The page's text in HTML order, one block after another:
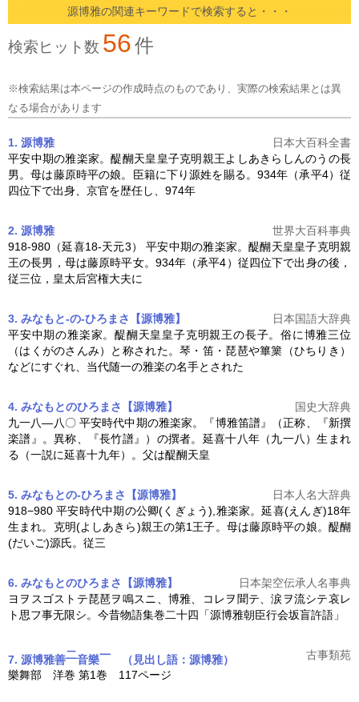
源博雅の関連キーワードで検索すると・・・
検索ヒット数 56件
※検索結果は本ページの作成時点のものであり、実際の検索結果とは異
なる場合があります
1. 源博雅
日本大百科全書
平安中期の雅楽家。醍醐天皇皇子克明親王よしあきらしんのうの長
男。母は藤原時平の娘。臣籍に下り源姓を賜る。934年（承平4）従
四位下で出身、京官を歴任し、974年
2. 源博雅
世界大百科事典
918-980（延喜18-天元3） 平安中期の雅楽家。醍醐天皇皇子克明親
王の長男，母は藤原時平女。934年（承平4）従四位下で出身の後，
従三位，皇太后宮権大夫に
3. みなもと‐の‐ひろまさ【源博雅】
日本国語大辞典
平安中期の雅楽家。醍醐天皇皇子克明親王の長子。俗に博雅三位
（はくがのさんみ）と称された。琴・笛・琵琶や篳篥（ひちりき）
などにすぐれ、当代随一の雅楽の名手とされた
4. みなもとのひろまさ【源博雅】
国史大辞典
九一八―八〇 平安時代中期の雅楽家。『博雅笛譜』（正称、『新撰
楽譜』。異称、『長竹譜』）の撰者。延喜十八年（九一八）生まれ
る（一説に延喜十九年）。父は醍醐天皇
5. みなもとの-ひろまさ【源博雅】
日本人名大辞典
918−980 平安時代中期の公卿(くぎょう),雅楽家。延喜(えんぎ)18年
生まれ。克明(よしあきら)親王の第1王子。母は藤原時平の娘。醍醐
(だいご)源氏。従三
6. みなもとのひろまさ【源博雅】
日本架空伝承人名事典
ヨヲスゴストテ琵琶ヲ鳴スニ、博雅、コレヲ聞テ、涙ヲ流シテ哀レ
ト思フ事无限シ。今昔物語集巻二十四「源博雅朝臣行会坂盲許語」
7. 源博雅善二音樂一 （見出し語：源博雅）
古事類苑
樂舞部 洋巻 第1巻 117ページ